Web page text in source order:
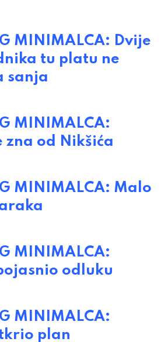
MINIMALCA: Dvije
tu platu ne
sanja
MINIMALCA:
zna od Nikšića
MINIMALCA: Malo
MINIMALCA:
odluku
MINIMALCA:
plan